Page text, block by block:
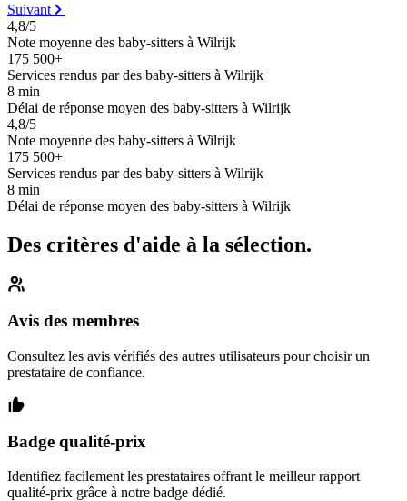
Suivant
4,8/5
Note moyenne des baby-sitters à Wilrijk
175 500+
Services rendus par des baby-sitters à Wilrijk
8 min
Délai de réponse moyen des baby-sitters à Wilrijk
4,8/5
Note moyenne des baby-sitters à Wilrijk
175 500+
Services rendus par des baby-sitters à Wilrijk
8 min
Délai de réponse moyen des baby-sitters à Wilrijk
Des critères d'aide à la sélection.
Avis des membres
Consultez les avis vérifiés des autres utilisateurs pour choisir un
prestataire de confiance.
Badge qualité-prix
Identifiez facilement les prestataires offrant le meilleur rapport
qualité-prix grâce à notre badge dédié.